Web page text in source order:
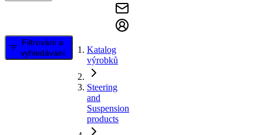
Filtrování a
vyhledávání
Katalog
výrobků
Steering
and
Suspension
products